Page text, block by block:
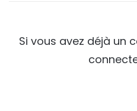
Si vous avez déjà un